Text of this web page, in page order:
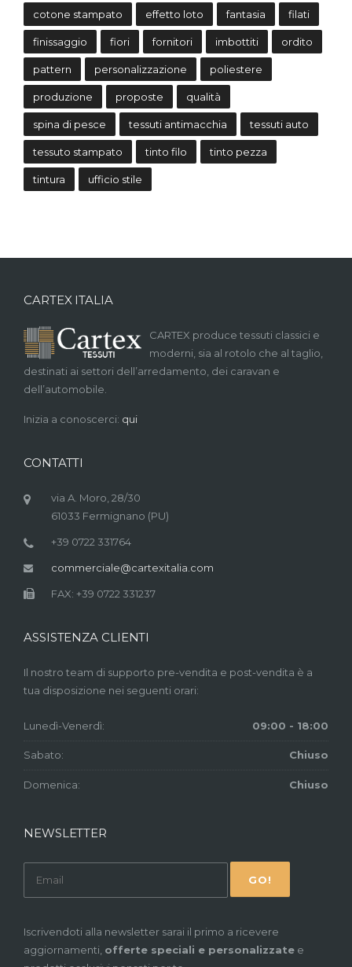
cotone stampato effetto loto fantasia filati
finissaggio fiori fornitori imbottiti ordito
pattern personalizzazione poliestere
produzione proposte qualità
spina di pesce tessuti antimacchia tessuti auto
tessuto stampato tinto filo tinto pezza
tintura ufficio stile
CARTEX ITALIA
CARTEX produce tessuti classici e
moderni, sia al rotolo che al taglio,
destinati ai settori dell’arredamento, dei caravan e
dell’automobile.
Inizia a conoscerci: qui
CONTATTI
via A. Moro, 28/30
61033 Fermignano (PU)
+39 0722 331764
commerciale@cartexitalia.com
FAX: +39 0722 331237
ASSISTENZA CLIENTI
Il nostro team di supporto pre-vendita e post-vendita è a
tua disposizione nei seguenti orari:
Lunedì-Venerdì: 09:00 - 18:00
Sabato: Chiuso
Domenica: Chiuso
NEWSLETTER
Iscrivendoti alla newsletter sarai il primo a ricevere
aggiornamenti, offerte speciali e personalizzate e